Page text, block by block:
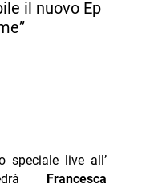
il nuovo Ep
speciale live all’
Francesca